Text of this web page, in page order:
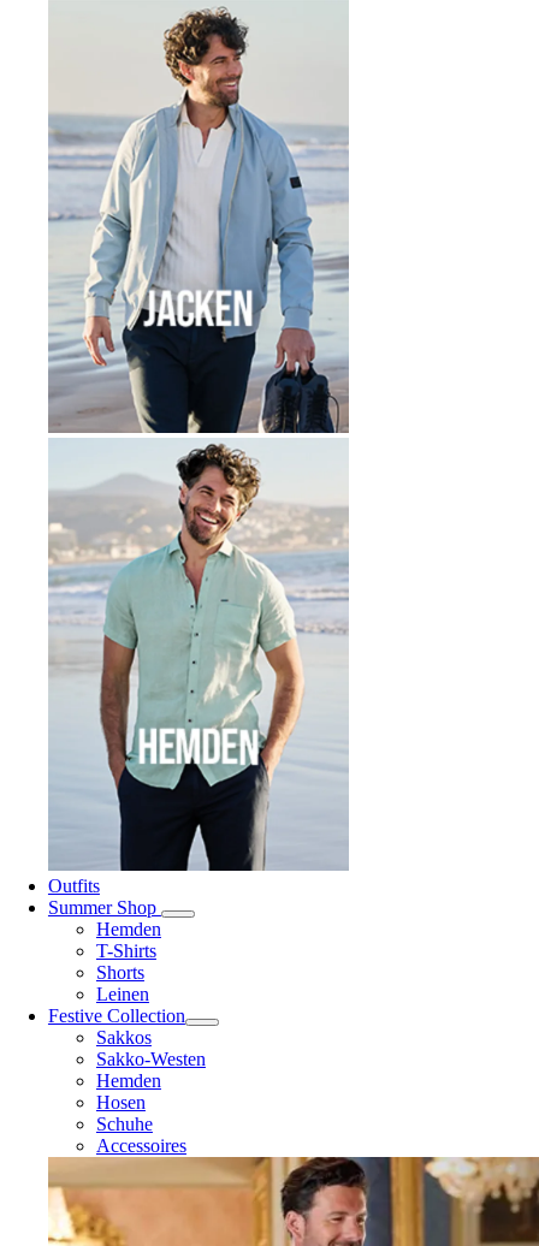
Outfits
Summer Shop
Hemden
T-Shirts
Shorts
Leinen
Festive Collection
Sakkos
Sakko-Westen
Hemden
Hosen
Schuhe
Accessoires